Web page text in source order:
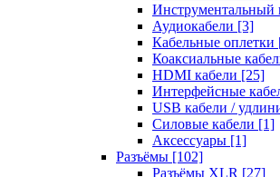
Инструментальный
Аудиокабели [3]
Кабельные оплетки
Коаксиальные
HDMI кабели [25]
Интерфейсные
USB кабели /
Силовые кабели [1]
Аксессуары [1]
Разъёмы [102]
Разъёмы XLR [27]